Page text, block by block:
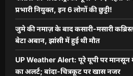
प्रभारी नियुक्त, इन 6 लोगों की छुट्टी!
जुमे की नमाज़ के बाद कसारी-मसारी
बेटा अबान, झांसी में हुई थी मौत
UP Weather Alert: पूरे यूपी पर मानसून
का अलर्ट; बांदा-चित्रकूट पर खास नजर